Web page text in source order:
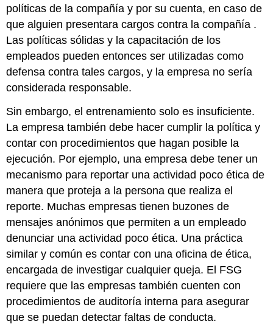
políticas de la compañía y por su cuenta, en caso de
que alguien presentara cargos contra la compañía .
Las políticas sólidas y la capacitación de los
empleados pueden entonces ser utilizadas como
defensa contra tales cargos, y la empresa no sería
considerada responsable.
Sin embargo, el entrenamiento solo es insuficiente.
La empresa también debe hacer cumplir la política y
contar con procedimientos que hagan posible la
ejecución. Por ejemplo, una empresa debe tener un
mecanismo para reportar una actividad poco ética de
manera que proteja a la persona que realiza el
reporte. Muchas empresas tienen buzones de
mensajes anónimos que permiten a un empleado
denunciar una actividad poco ética. Una práctica
similar y común es contar con una oficina de ética,
encargada de investigar cualquier queja. El FSG
requiere que las empresas también cuenten con
procedimientos de auditoría interna para asegurar
que se puedan detectar faltas de conducta.